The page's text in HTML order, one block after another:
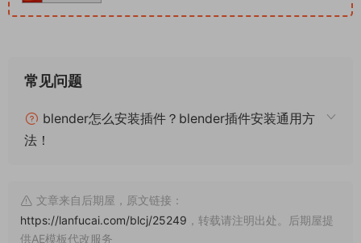
常见问题
blender怎么安装插件？blender插件安装通用方
法！
文章来自后期屋，原文链接：
https://lanfucai.com/blcj/25249 ，转载请注明出处。后期屋提
供AE模板代改服务